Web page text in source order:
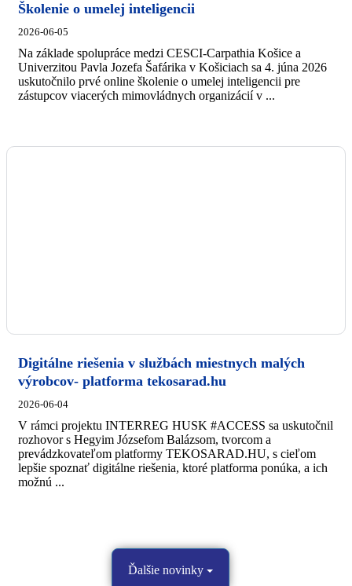
Školenie o umelej inteligencii
2026-06-05
Na základe spolupráce medzi CESCI-Carpathia Košice a
Univerzitou Pavla Jozefa Šafárika v Košiciach sa 4. júna 2026
uskutočnilo prvé online školenie o umelej inteligencii pre
zástupcov viacerých mimovládnych organizácií v ...
Digitálne riešenia v službách miestnych malých
výrobcov- platforma tekosarad.hu
2026-06-04
V rámci projektu INTERREG HUSK #ACCESS sa uskutočnil
rozhovor s Hegyim Józsefom Balázsom, tvorcom a
prevádzkovateľom platformy TEKOSARAD.HU, s cieľom
lepšie spoznať digitálne riešenia, ktoré platforma ponúka, a ich
možnú ...
Ďalšie novinky